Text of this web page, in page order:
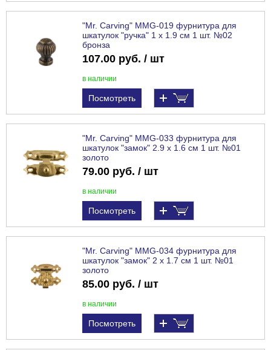
"Mr. Carving" MMG-019 фурнитура для
шкатулок "ручка" 1 x 1.9 см 1 шт. №02
бронза
107.00 руб. / шт
в наличии
Посмотреть
"Mr. Carving" MMG-033 фурнитура для
шкатулок "замок" 2.9 x 1.6 см 1 шт. №01
золото
79.00 руб. / шт
в наличии
Посмотреть
"Mr. Carving" MMG-034 фурнитура для
шкатулок "замок" 2 x 1.7 см 1 шт. №01
золото
85.00 руб. / шт
в наличии
Посмотреть